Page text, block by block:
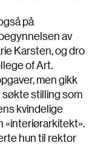
på
av
Karsten, og dro
of Art.
men gikk
stilling som
kvindelige
«interiørarkitekt».
hun til rektor